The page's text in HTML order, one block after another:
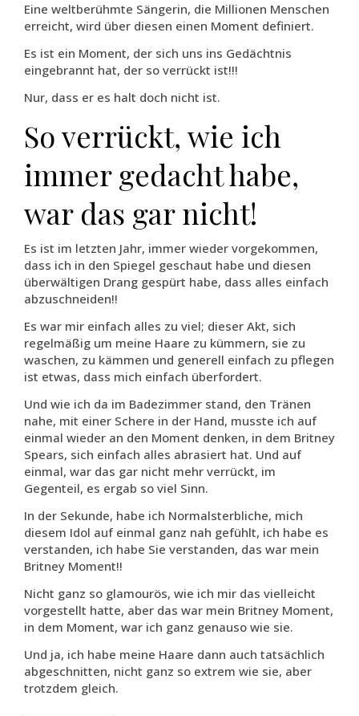
Eine weltberühmte Sängerin, die Millionen Menschen
erreicht, wird über diesen einen Moment definiert.
Es ist ein Moment, der sich uns ins Gedächtnis
eingebrannt hat, der so verrückt ist!!!
Nur, dass er es halt doch nicht ist.
So verrückt, wie ich
immer gedacht habe,
war das gar nicht!
Es ist im letzten Jahr, immer wieder vorgekommen,
dass ich in den Spiegel geschaut habe und diesen
überwältigen Drang gespürt habe, dass alles einfach
abzuschneiden!!
Es war mir einfach alles zu viel; dieser Akt, sich
regelmäßig um meine Haare zu kümmern, sie zu
waschen, zu kämmen und generell einfach zu pflegen
ist etwas, dass mich einfach überfordert.
Und wie ich da im Badezimmer stand, den Tränen
nahe, mit einer Schere in der Hand, musste ich auf
einmal wieder an den Moment denken, in dem Britney
Spears, sich einfach alles abrasiert hat. Und auf
einmal, war das gar nicht mehr verrückt, im
Gegenteil, es ergab so viel Sinn.
In der Sekunde, habe ich Normalsterbliche, mich
diesem Idol auf einmal ganz nah gefühlt, ich habe es
verstanden, ich habe Sie verstanden, das war mein
Britney Moment!!
Nicht ganz so glamourös, wie ich mir das vielleicht
vorgestellt hatte, aber das war mein Britney Moment,
in dem Moment, war ich ganz genauso wie sie.
Und ja, ich habe meine Haare dann auch tatsächlich
abgeschnitten, nicht ganz so extrem wie sie, aber
trotzdem gleich.